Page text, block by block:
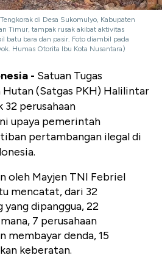
di Desa Sukomulyo, Kabupaten
Timur, tampak rusak akibat aktivitas
batu bara dan pasir. Foto diambil pada
Humas Otorita Ibu Kota Nusantara)
- Satuan Tugas
(Satgas PKH) Halilintar
32 perusahaan
upaya pemerintah
pertambangan ilegal di
oleh Mayjen TNI Febriel
mencatat, dari 32
yang dipanggua, 22
7 perusahaan
membayar denda, 15
keberatan.